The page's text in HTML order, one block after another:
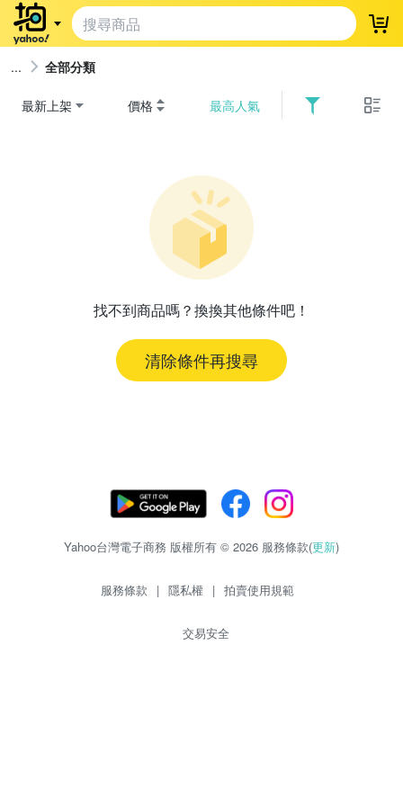
登
全部分類
最新上架 價格 最高人氣
找不到商品嗎？換換其他條件吧！
清除條件再搜尋
Yahoo台灣電子商務 版權所有 © 2026 服務條款(更新)
服務條款 | 隱私權 | 拍賣使用規範
交易安全